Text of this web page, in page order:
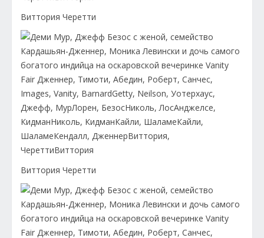
Виттория Черетти
Виттория Черетти